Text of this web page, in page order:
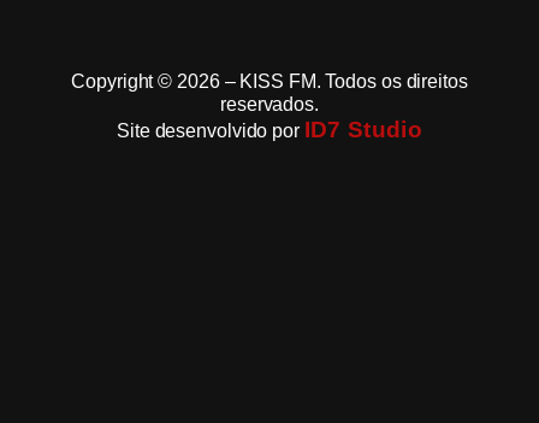
Copyright © 2026 – KISS FM. Todos os direitos
reservados.
Site desenvolvido por ID7 Studio